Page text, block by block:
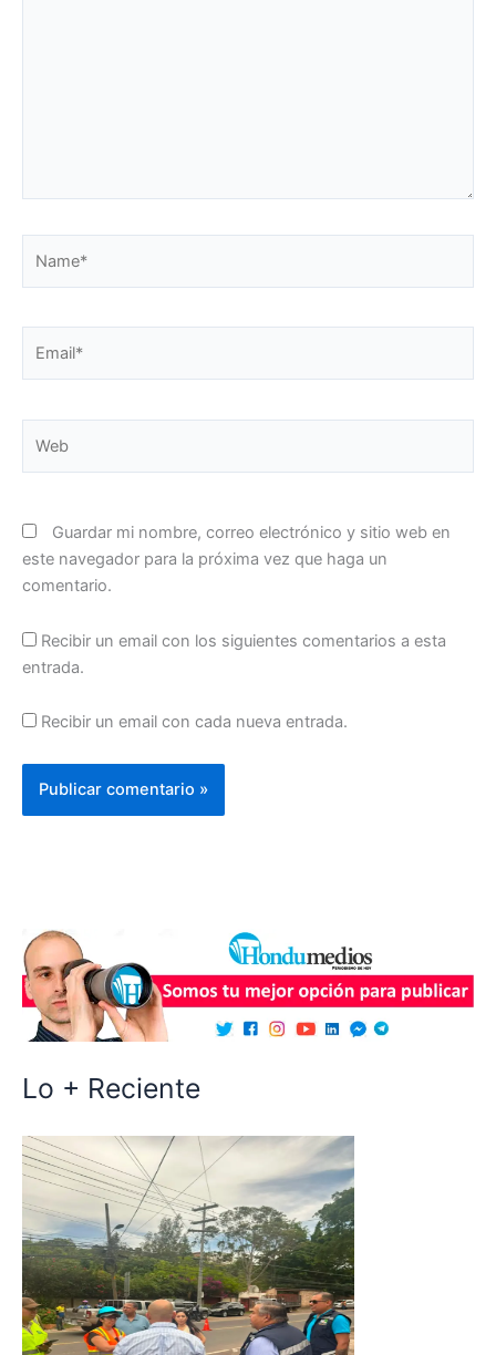
Guardar mi nombre, correo electrónico y sitio web en
este navegador para la próxima vez que haga un
comentario.
Recibir un email con los siguientes comentarios a esta
entrada.
Recibir un email con cada nueva entrada.
Lo + Reciente